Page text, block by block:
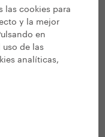
las cookies para
y la mejor
en
de las
analíticas,